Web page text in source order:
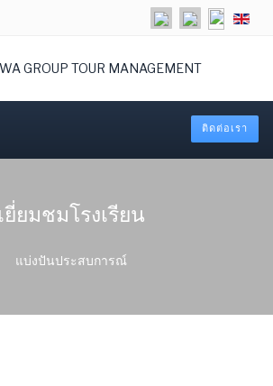
เลือกภา
ติดต่อเรา
เยี่ยมชมโรงเรียน
แบ่งปันประสบการณ์